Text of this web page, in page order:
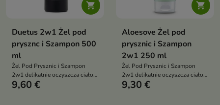

Duetus 2w1 Żel pod
prysznc i Szampon 500
ml
Żel Pod Prysznic i Szampon
2w1 delikatnie oczyszcza ciało,
twarz i włosy, wspiera
9,60 €

Aloesove Żel pod
prysznic i Szampon
2w1 250 ml
Żel Pod Prysznic i Szampon
2w1 delikatnie oczyszcza ciało i
włosy, wspiera nawilżenie skóry
9,30 €